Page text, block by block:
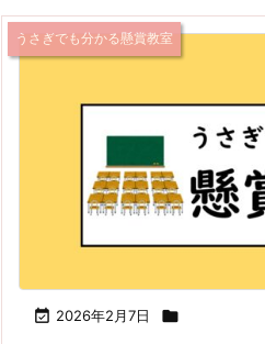
 2026年2月7日 
うさぎでも分かる懸賞教室